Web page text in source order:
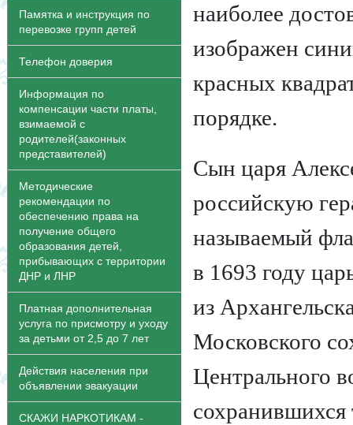
Памятка и инструкция по
перевозке групп детей
Телефон доверия
Информация по
компенсации части платы,
взимаемой с
родителей(законных
представителей)
Методические
рекомендации по
обеспечению права на
получение общего
образования детей,
прибывающих с территории
ДНР и ЛНР
Платная дополнительная
услуга по присмотру и уходу
за детьми от 2,5 до 7 лет
Действия населения при
объявлении эвакуации
СКАЖИ НАРКОТИКАМ -
наиболее
изображен
красных
порядке.
Сын царя
российскую
называемый
в 1693 году
из
Московского
Центрального